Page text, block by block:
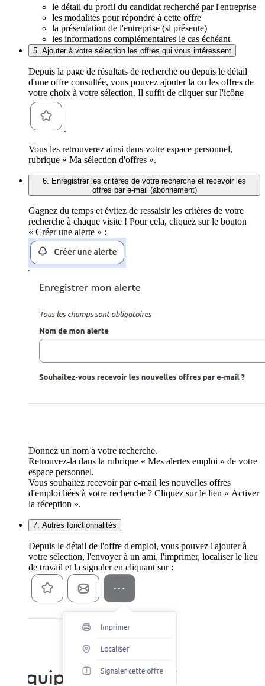
le détail du profil du candidat recherché par l'entreprise
les modalités pour répondre à cette offre
la présentation de l'entreprise (si présente)
les informations complémentaires le cas échéant
5. Ajouter à votre sélection les offres qui vous intéressent
Depuis la page de résultats de recherche ou depuis le détail
d'une offre consultée, vous pouvez ajouter la ou les offres de
votre choix à votre sélection. Il suffit de cliquer sur l'icône
.
Vous les retrouverez ainsi dans votre espace personnel,
rubrique « Ma sélection d'offres ».
6. Enregistrer les critères de votre recherche et recevoir les
offres par e-mail (abonnement)
Gagnez du temps et évitez de ressaisir les critères de votre
recherche à chaque visite ! Pour cela, cliquez sur le bouton
« Créer une alerte » :
Donnez un nom à votre recherche.
Retrouvez-la dans la rubrique « Mes alertes emploi » de votre
espace personnel.
Vous souhaitez recevoir par e-mail les nouvelles offres
d'emploi liées à votre recherche ? Cliquez sur le lien « Activer
la réception ».
7. Autres fonctionnalités
Depuis le détail de l'offre d'emploi, vous pouvez l'ajouter à
votre sélection, l'envoyer à un ami, l'imprimer, localiser le lieu
de travail et la signaler en cliquant sur :